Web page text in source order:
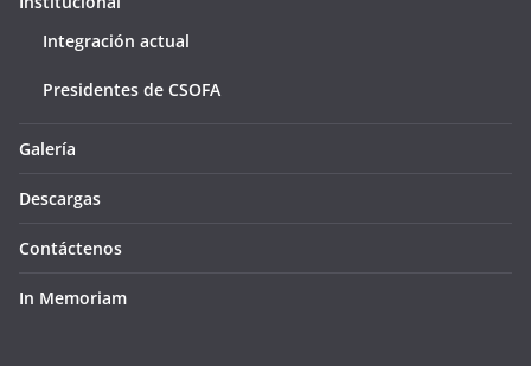
Institucional
Integración actual
Presidentes de CSOFA
Galería
Descargas
Contáctenos
In Memoriam